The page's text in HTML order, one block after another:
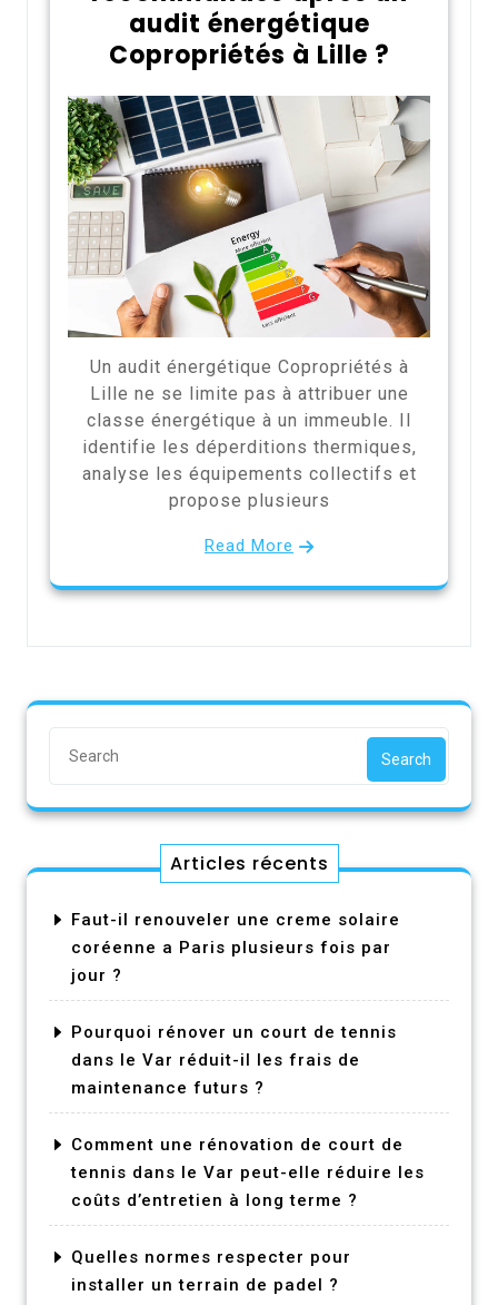
audit énergétique
Copropriétés à Lille ?
Un audit énergétique Copropriétés à
Lille ne se limite pas à attribuer une
classe énergétique à un immeuble. Il
identifie les déperditions thermiques,
analyse les équipements collectifs et
propose plusieurs
Read More
Search
Articles récents
Faut-il renouveler une creme solaire
coréenne a Paris plusieurs fois par
jour ?
Pourquoi rénover un court de tennis
dans le Var réduit-il les frais de
maintenance futurs ?
Comment une rénovation de court de
tennis dans le Var peut-elle réduire les
coûts d’entretien à long terme ?
Quelles normes respecter pour
installer un terrain de padel ?